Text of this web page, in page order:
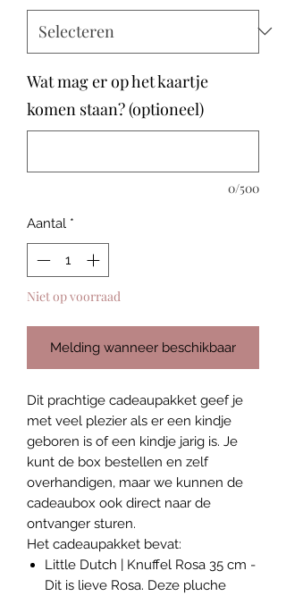
Wat mag er op het kaartje
komen staan? (optioneel)
0/500
Aantal *
Niet op voorraad
Melding wanneer beschikbaar
Dit prachtige cadeaupakket geef je
met veel plezier als er een kindje
geboren is of een kindje jarig is. Je
kunt de box bestellen en zelf
overhandigen, maar we kunnen de
cadeaubox ook direct naar de
ontvanger sturen.
Het cadeaupakket bevat:
Little Dutch | Knuffel Rosa 35 cm -
Dit is lieve Rosa. Deze pluche